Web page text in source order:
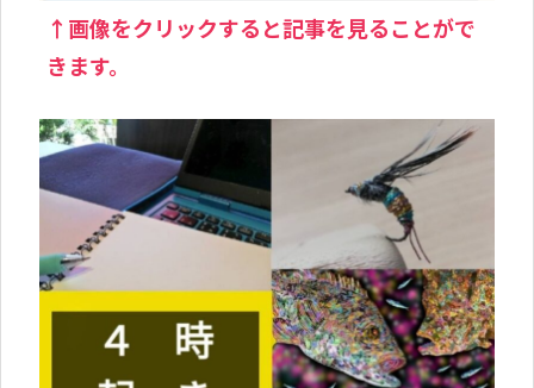
↑画像をクリックすると記事を見ることがで
きます。